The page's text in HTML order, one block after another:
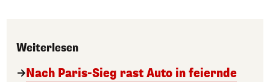
Weiterlesen
Nach Paris-Sieg rast Auto in feiernde